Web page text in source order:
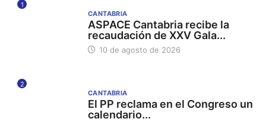
1
CANTABRIA
ASPACE Cantabria recibe la
recaudación de XXV Gala...
10 de agosto de 2026
2
CANTABRIA
El PP reclama en el Congreso un
calendario...